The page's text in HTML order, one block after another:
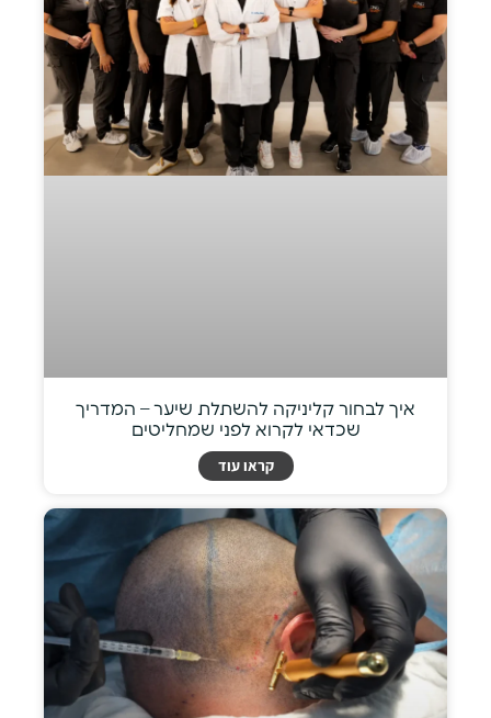
איך לבחור קליניקה להשתלת שיער – המדריך
שכדאי לקרוא לפני שמחליטים
קראו עוד